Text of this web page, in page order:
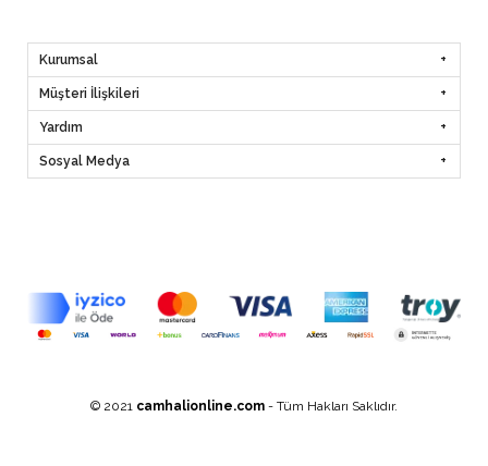
Kurumsal
Müşteri İlişkileri
Yardım
Sosyal Medya
© 2021 camhalionline.com - Tüm Hakları Saklıdır.